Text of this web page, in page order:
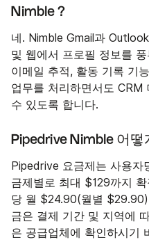
Nimble ?
네. Nimble Gmail과
및 웹에서 프로필 정보를
이메일 추적, 활동 기록 기
업무를 처리하면서도
수 있도록 합니다.
Pipedrive Nimble 어
Pipedrive 요금제는 사용
금제별로 최대 $129까지
당 월 $24.90(월별
금은 결제 기간 및 지역에
은 공급업체에 확인하시기